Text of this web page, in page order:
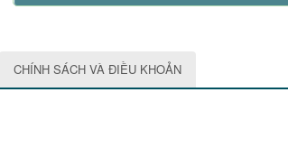
CHÍNH SÁCH VÀ ĐIỀU KHOẢN